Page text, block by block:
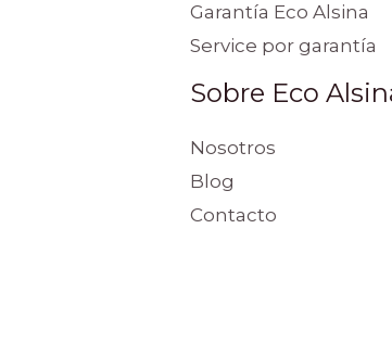
Garantía Eco Alsina
Service por garantía
Sobre Eco
Nosotros
Blog
Contacto